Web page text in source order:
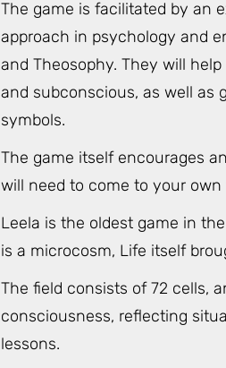
The game is facilitated by an
approach in psychology and
and Theosophy. They will
and subconscious, as well as
symbols.
The game itself encourages
will need to come to your
Leela is the oldest game in
is a microcosm, Life itself
The field consists of 72 cells,
consciousness, reflecting
lessons.